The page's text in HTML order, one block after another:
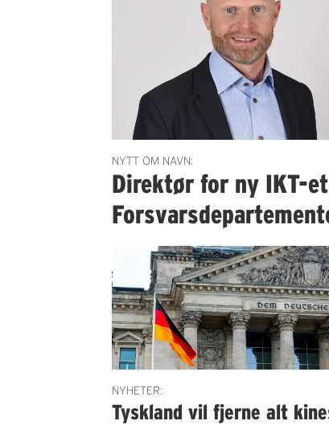
NYTT OM NAVN:
Direktør for ny IKT-
NYHETER:
Tyskland vil fjerne alt